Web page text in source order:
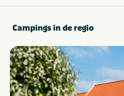
Campings in de regio